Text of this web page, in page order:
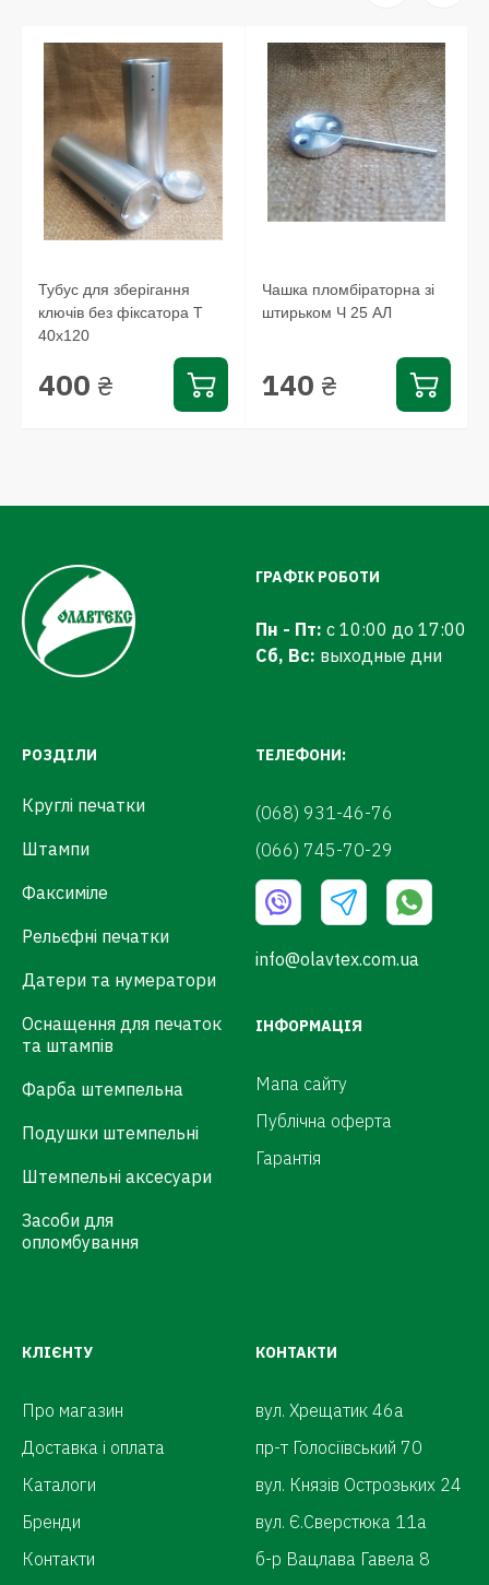
Тубус для зберігання
ключів без фіксатора Т
40x120
400 ₴
Чашка пломбіраторна зі
штирьком Ч 25 АЛ
140 ₴
ГРАФІК РОБОТИ
Пн - Пт: с 10:00 до 17:00
Сб, Вс: выходные дни
РОЗДІЛИ
Круглі печатки
Штампи
Факсиміле
Рельєфні печатки
Датери та нумератори
Оснащення для печаток
та штампів
Фарба штемпельна
Подушки штемпельні
Штемпельні аксесуари
Засоби для
опломбування
ТЕЛЕФОНИ:
(068) 931-46-76
(066) 745-70-29
info@olavtex.com.ua
ІНФОРМАЦІЯ
Мапа сайту
Публічна оферта
Гарантія
КЛІЄНТУ
Про магазин
Доставка і оплата
Каталоги
Бренди
Контакти
КОНТАКТИ
вул. Хрещатик 46а
пр-т Голосіївський 70
вул. Князів Острозьких 24
вул. Є.Сверстюка 11а
б-р Вацлава Гавела 8